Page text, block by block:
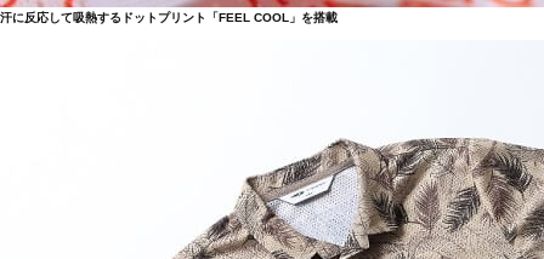
汗に反応して吸熱するドットプリント「FEEL COOL」を搭載